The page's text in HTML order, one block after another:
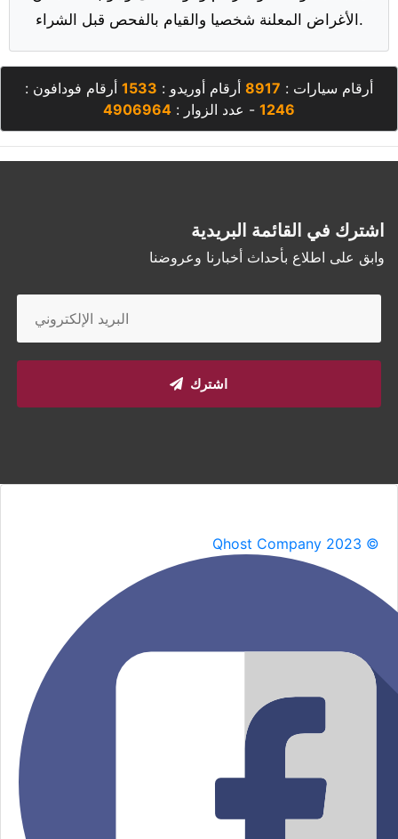
الأغراض المعلنة شخصيا والقيام بالفحص قبل الشراء.
أرقام سيارات : 8917 أرقام أوريدو : 1533 أرقام فودافون :
1246 - عدد الزوار : 4906964
اشترك في القائمة البريدية
وابق على اطلاع بأحداث أخبارنا وعروضنا
اشترك
Qhost Company 2023 ©